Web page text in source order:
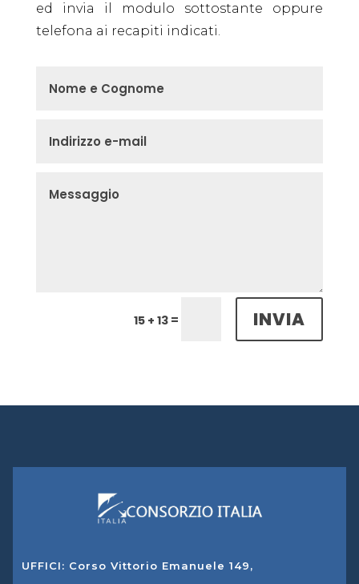
ed invia il modulo sottostante oppure
telefona ai recapiti indicati.
15 + 13 = INVIA
UFFICI: Corso Vittorio Emanuele 149,